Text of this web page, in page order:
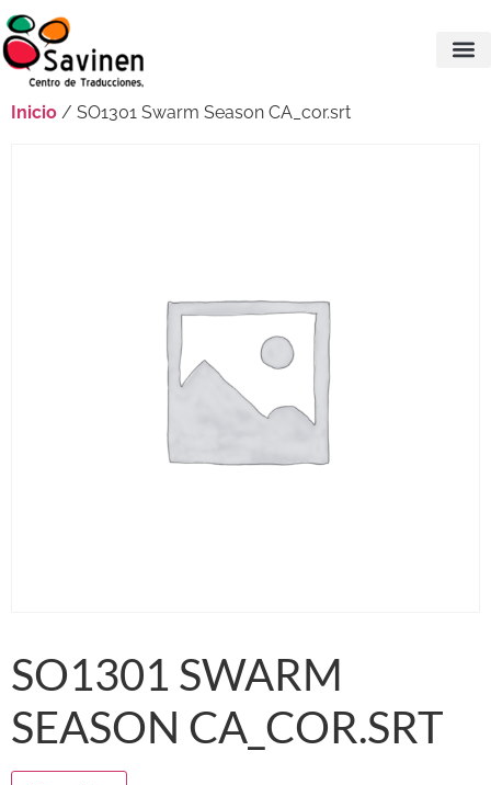
Inicio / SO1301 Swarm Season CA_cor.srt
SO1301 SWARM
SEASON CA_COR.SRT